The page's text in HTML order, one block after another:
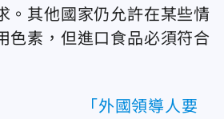
。其他國家仍允許在某些情
色素，但進口食品必須符合
「外國領導人要